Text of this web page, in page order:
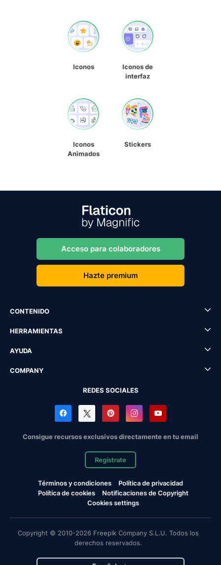
Iconos
Iconos de
interfaz
Iconos
Animados
Stickers
Acceso para colaboradores
Hazte premium
CONTENIDO
HERRAMIENTAS
AYUDA
COMPANY
REDES SOCIALES
Consigue recursos exclusivos directamente en tu email
Regístrate
Términos y condiciones
Política de privacidad
Política de cookies
Notificaciones de Copyright
Cookies settings
Copyright © 2010-2026 Freepik Company S.L.U. Todos los
derechos reservados.